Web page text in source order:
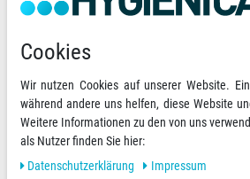
RECHNUNG
AGB Datenschutzerklärung
Cookies
Wir nutzen Cookies auf unserer Website.
während andere uns helfen, diese Website
Weitere Informationen zu den von uns
als Nutzer finden Sie hier:
Daten­schutz­erklärung
Impressum